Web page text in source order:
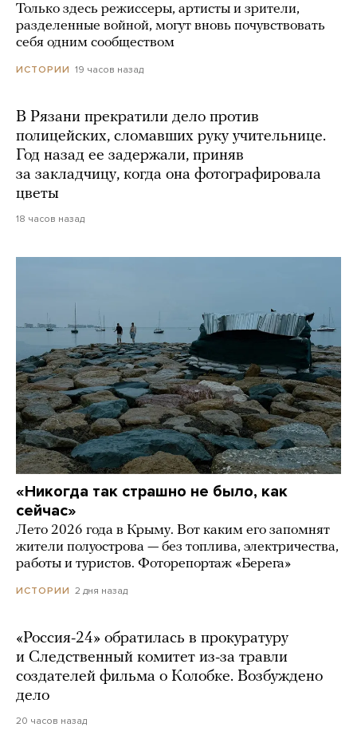
Только здесь режиссеры, артисты и зрители,
разделенные войной, могут вновь почувствовать
себя одним сообществом
ИСТОРИИ 19 часов назад
В Рязани прекратили дело против
полицейских, сломавших руку учительнице.
Год назад ее задержали, приняв
за закладчицу, когда она фотографировала
цветы
18 часов назад
«Никогда так страшно не было, как
сейчас»
Лето 2026 года в Крыму. Вот каким его запомнят
жители полуострова — без топлива, электричества,
работы и туристов. Фоторепортаж «Берега»
ИСТОРИИ 2 дня назад
«Россия-24» обратилась в прокуратуру
и Следственный комитет из-за травли
создателей фильма о Колобке. Возбуждено
дело
20 часов назад